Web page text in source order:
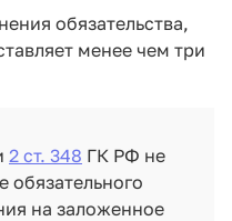
обязательства,
менее чем три
2 ст. 348 ГК РФ не
обязательного
на заложенное